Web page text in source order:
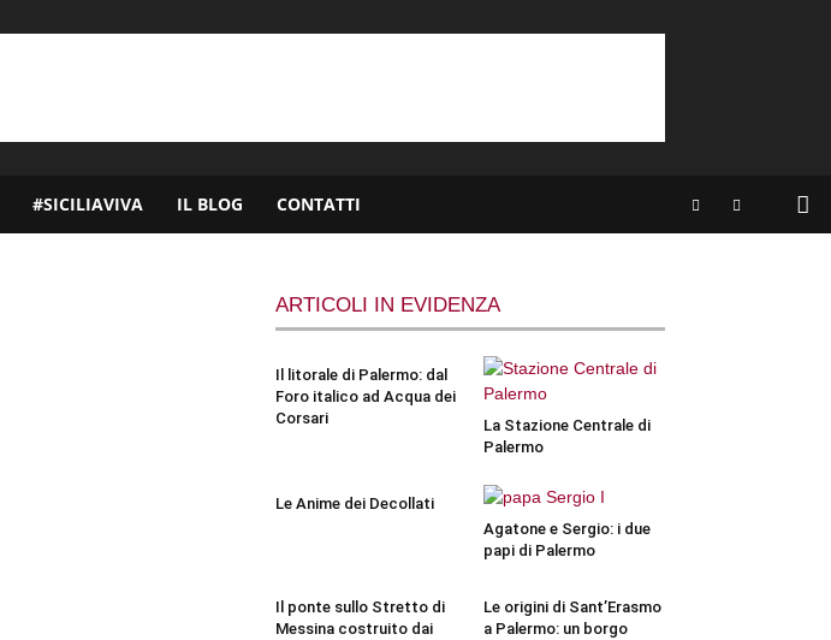
#SICILIAVIVA IL BLOG CONTATTI
ARTICOLI IN EVIDENZA
Il litorale di Palermo: dal
Foro italico ad Acqua dei
Corsari
La Stazione Centrale di
Palermo
Le Anime dei Decollati
Agatone e Sergio: i due
papi di Palermo
Il ponte sullo Stretto di
Messina costruito dai
Le origini di Sant’Erasmo
a Palermo: un borgo